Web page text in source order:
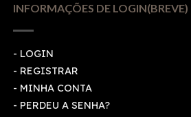
INFORMAÇÕES DE LOGIN(BREVE)
- LOGIN
- REGISTRAR
- MINHA CONTA
- PERDEU A SENHA?